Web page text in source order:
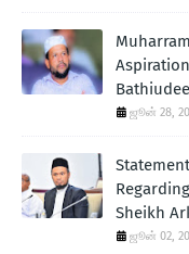
ஜூன் 28,
Sheikh
ஜூன் 02,